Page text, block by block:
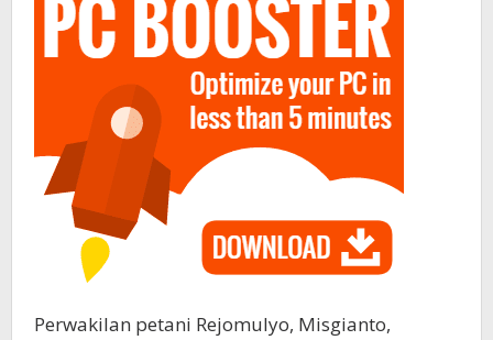
Perwakilan petani Rejomulyo, Misgianto,